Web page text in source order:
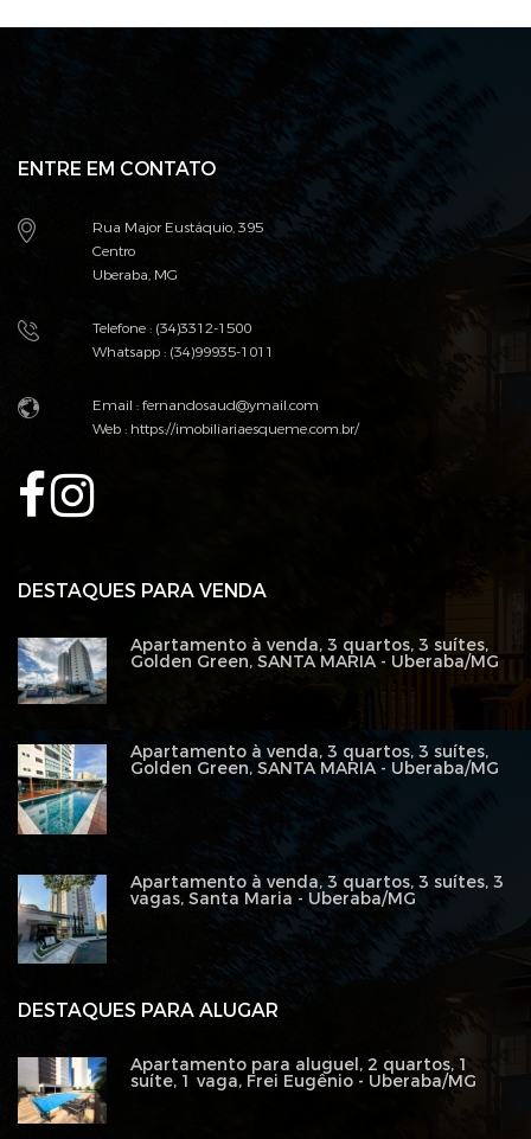
ENTRE EM CONTATO
Rua Major Eustáquio, 395
Centro
Uberaba, MG
Telefone : (34)3312-1500
Whatsapp : (34)99935-1011
Email : fernandosaud@ymail.com
Web :https://imobiliariaesqueme.com.br/
DESTAQUES PARA ALUGAR
Apartamento para aluguel, 2 quartos, 1
suíte, 1 vaga, Frei Eugênio - Uberaba/MG
DESTAQUES PARA VENDA
Apartamento à venda, 3 quartos, 3 suítes,
Golden Green, SANTA MARIA - Uberaba/MG
Apartamento à venda, 3 quartos, 3 suítes,
Golden Green, SANTA MARIA - Uberaba/MG
Apartamento à venda, 3 quartos, 3 suítes, 3
vagas, Santa Maria - Uberaba/MG